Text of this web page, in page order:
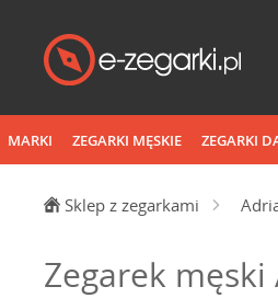
MARKI ZEGARKI MĘSKIE ZEGARKI
Sklep z zegarkami
Zegarek męski